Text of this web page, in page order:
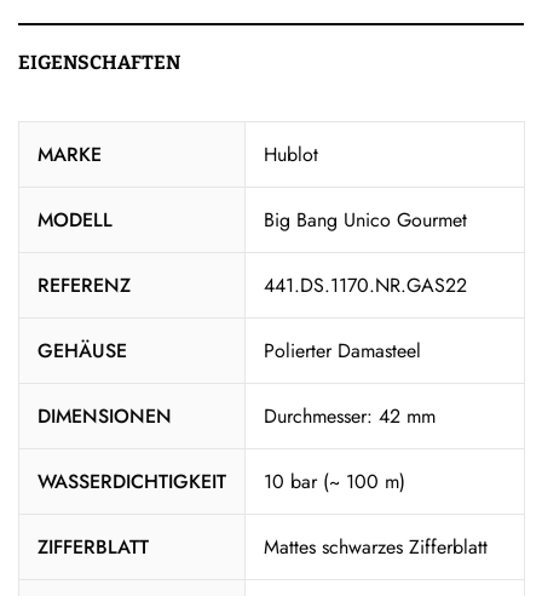
EIGENSCHAFTEN
MARKE Hublot
MODELL Big Bang Unico Gourmet
REFERENZ 441.DS.1170.NR.GAS22
GEHÄUSE Polierter Damasteel
DIMENSIONEN Durchmesser: 42 mm
WASSERDICHTIGKEIT 10 bar (~ 100 m)
ZIFFERBLATT Mattes schwarzes Zifferblatt